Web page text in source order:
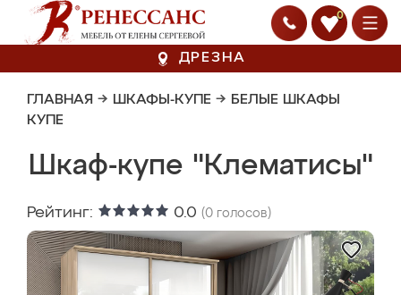
0
ДРЕЗНА
ГЛАВНАЯ → ШКАФЫ-КУПЕ → БЕЛЫЕ ШКАФЫ
КУПЕ
Шкаф-купе "Клематисы"
Рейтинг: 0.0 (0 голосов)